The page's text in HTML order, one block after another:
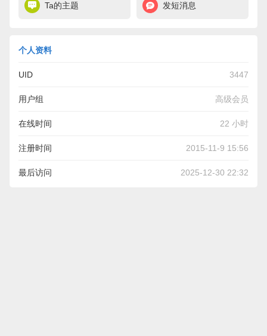
Ta的主题 发短消息
个人资料
UID 3447
用户组 高级会员
在线时间 22 小时
注册时间 2015-11-9 15:56
最后访问 2025-12-30 22:32